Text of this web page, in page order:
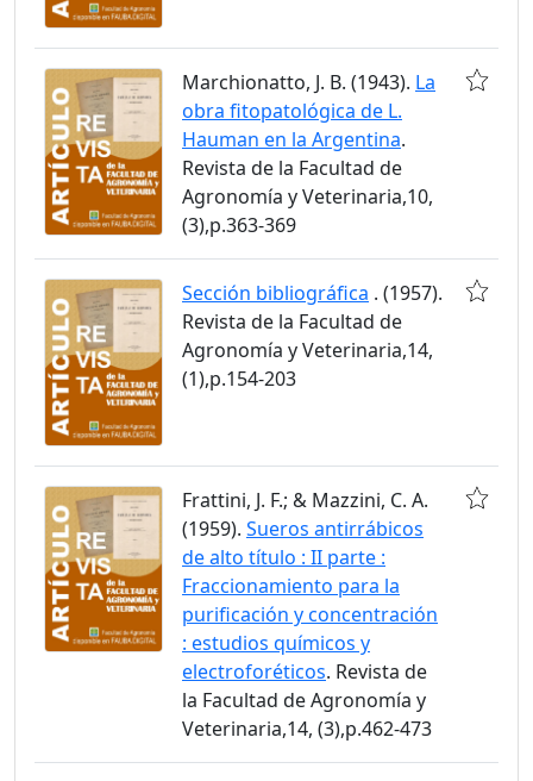
Marchionatto, J. B. (1943). La
obra fitopatológica de L.
Hauman en la Argentina.
Revista de la Facultad de
Agronomía y Veterinaria,10,
(3),p.363-369
Sección bibliográfica . (1957).
Revista de la Facultad de
Agronomía y Veterinaria,14,
(1),p.154-203
Frattini, J. F.; & Mazzini, C. A.
(1959). Sueros antirrábicos
de alto título : II parte :
Fraccionamiento para la
purificación y concentración
: estudios químicos y
electroforéticos. Revista de
la Facultad de Agronomía y
Veterinaria,14, (3),p.462-473